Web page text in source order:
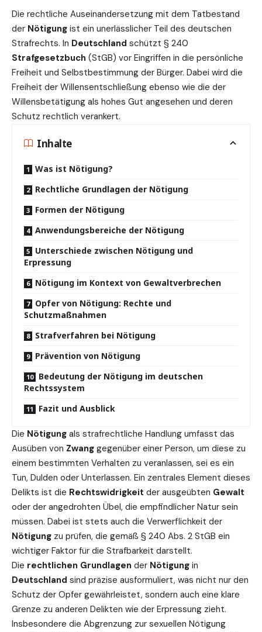
Die rechtliche Auseinandersetzung mit dem Tatbestand
der Nötigung ist ein unerlässlicher Teil des deutschen
Strafrechts. In Deutschland schützt § 240
Strafgesetzbuch (StGB) vor Eingriffen in die persönliche
Freiheit und Selbstbestimmung der Bürger. Dabei wird die
Freiheit der Willensentschließung ebenso wie die der
Willensbetätigung als hohes Gut angesehen und deren
Schutz rechtlich verankert.
Inhalte
Was ist Nötigung?
Rechtliche Grundlagen der Nötigung
Formen der Nötigung
Anwendungsbereiche der Nötigung
Unterschiede zwischen Nötigung und
Erpressung
Nötigung im Kontext von Gewaltverbrechen
Opfer von Nötigung: Rechte und
Schutzmaßnahmen
Strafverfahren bei Nötigung
Prävention von Nötigung
Bedeutung der Nötigung im deutschen
Rechtssystem
Fazit und Ausblick
Die Nötigung als strafrechtliche Handlung umfasst das
Ausüben von Zwang gegenüber einer Person, um diese zu
einem bestimmten Verhalten zu veranlassen, sei es ein
Tun, Dulden oder Unterlassen. Ein zentrales Element dieses
Delikts ist die Rechtswidrigkeit der ausgeübten Gewalt
oder der angedrohten Übel, die empfindlicher Natur sein
müssen. Dabei ist stets auch die Verwerflichkeit der
Nötigung zu prüfen, die gemäß § 240 Abs. 2 StGB ein
wichtiger Faktor für die Strafbarkeit darstellt.
Die rechtlichen Grundlagen der Nötigung in
Deutschland sind präzise ausformuliert, was nicht nur den
Schutz der Opfer gewährleistet, sondern auch eine klare
Grenze zu anderen Delikten wie der Erpressung zieht.
Insbesondere die Abgrenzung zur sexuellen Nötigung